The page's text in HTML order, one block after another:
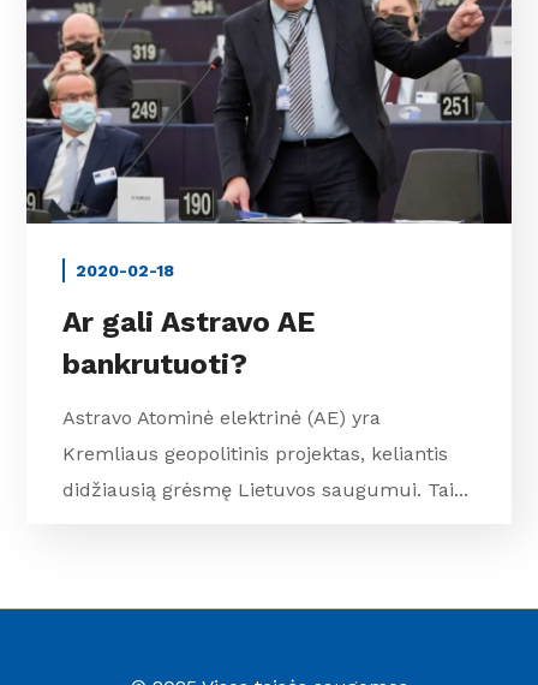
2020-02-18
Ar gali Astravo AE
bankrutuoti?
Astravo Atominė elektrinė (AE) yra
Kremliaus geopolitinis projektas, keliantis
didžiausią grėsmę Lietuvos saugumui. Tai...